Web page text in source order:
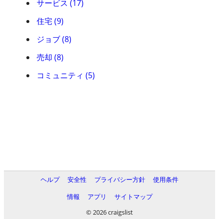
サービス (17)
住宅 (9)
ジョブ (8)
売却 (8)
コミュニティ (5)
ヘルプ 安全性 プライバシー方針
使用条件
情報
アプリ
サイトマップ
© 2026 craigslist